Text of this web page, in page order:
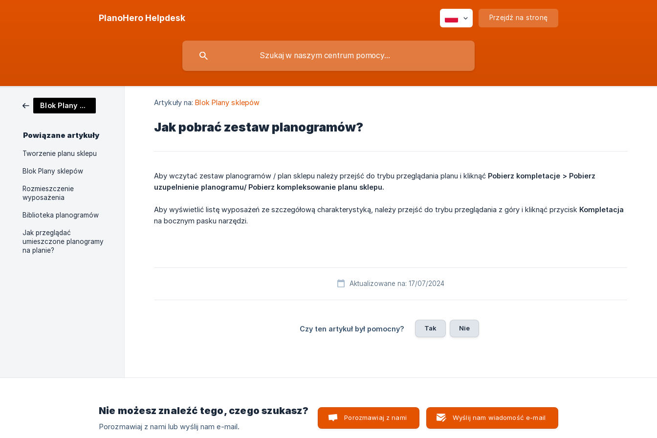
PlanoHero Helpdesk Przejdź na stronę
Blok Plany sklepów
Powiązane artykuły
Tworzenie planu sklepu
Blok Plany sklepów
Rozmieszczenie
wyposażenia
Biblioteka planogramów
Jak przeglądać
umieszczone planogramy
na planie?
Artykuły na: Blok Plany sklepów
Jak pobrać zestaw planogramów?
Aby wczytać zestaw planogramów / plan sklepu należy przejść do trybu przeglądania planu i kliknąć Pobierz kompletacje > Pobierz
uzupelnienie planogramu/ Pobierz kompleksowanie planu sklepu.
Aby wyświetlić listę wyposażeń ze szczegółową charakterystyką, należy przejść do trybu przeglądania z góry i kliknąć przycisk Kompletacja
na bocznym pasku narzędzi.
Aktualizowane na: 17/07/2024
Czy ten artykuł był pomocny? Tak Nie
Nie możesz znaleźć tego, czego szukasz?
Porozmawiaj z nami lub wyślij nam e-mail.
Porozmawiaj z nami Wyślij nam wiadomość e-mail